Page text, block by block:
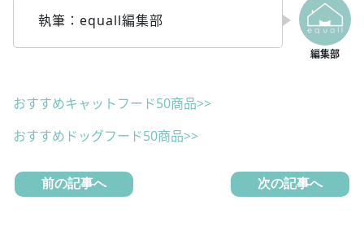
執筆：equall編集部
おすすめキャットフード50商品>>
おすすめドッグフード50商品>>
前の記事へ 次の記事へ